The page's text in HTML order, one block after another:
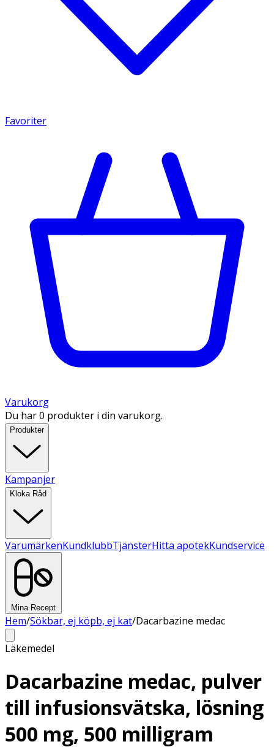
Favoriter
Varukorg
Du har 0 produkter i din varukorg.
Produkter
Kampanjer
Kloka Råd
VarumärkenKundklubbTjänsterHitta apotekKundservice
Mina Recept
Hem/Sökbar, ej köpb, ej kat/Dacarbazine medac
Läkemedel
Dacarbazine medac, pulver
till infusionsvätska, lösning
500 mg, 500 milligram